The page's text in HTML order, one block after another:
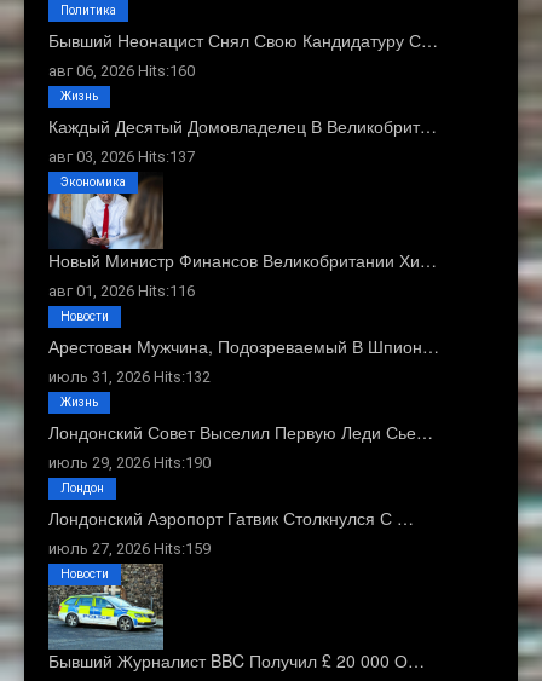
Бывший Неонацист Снял Свою Кандидатуру С…
авг 06, 2026 Hits:160
Политика
Каждый Десятый Домовладелец В Великобрит…
авг 03, 2026 Hits:137
Жизнь
Новый Министр Финансов Великобритании Хи…
авг 01, 2026 Hits:116
Экономика
Арестован Мужчина, Подозреваемый В Шпион…
июль 31, 2026 Hits:132
Новости
Лондонский Совет Выселил Первую Леди Сье…
июль 29, 2026 Hits:190
Жизнь
Лондонский Аэропорт Гатвик Столкнулся С …
июль 27, 2026 Hits:159
Лондон
Бывший Журналист BBC Получил £ 20 000 О…
Новости